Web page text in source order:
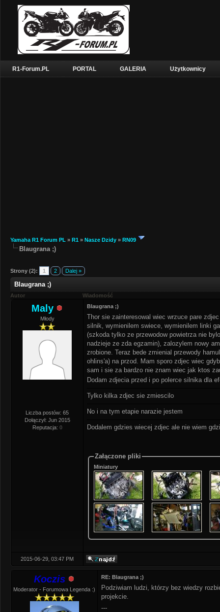
R1-Forum.PL PORTAL GALERIA Użytkownicy
Yamaha R1 Forum PL » R1 » Nasze Dzidy » RN09
Blaugrana ;)
Strony (2): 1 2 Dalej »
Blaugrana ;)
Autor Wiadomość
Maly
Młody
Liczba postów: 65
Dołączył: Jun 2015
Reputacja: 0
Blaugrana ;)
Thor sie zainteresowal wiec wrzuce pare
silnik, wymienilem swiece, wymienilem linki
(szkoda tylko ze przewodow powietrza nie
nadzieje ze zda egzamin), zalozylem nowy
zrobione. Teraz bede zmienial przewody
ohlins'a) na przod. Mam sporo zdjec wiec
sam i sie za bardzo nie znam wiec jak ktos
Dodam zdjecia przed i po polerce silnika dla
Tylko kilka zdjec sie zmiescilo
No i na tym etapie narazie jestem
Dodalem gdzies wiecej zdjec ale nie wiem
Załączone pliki
Miniatury
2015-06-29, 03:47 PM
Koczis
Moderator - Forumowa Legenda :)
RE: Blaugrana ;)
Podziwiam ludzi, którzy bez wiedzy
projekcie.
---